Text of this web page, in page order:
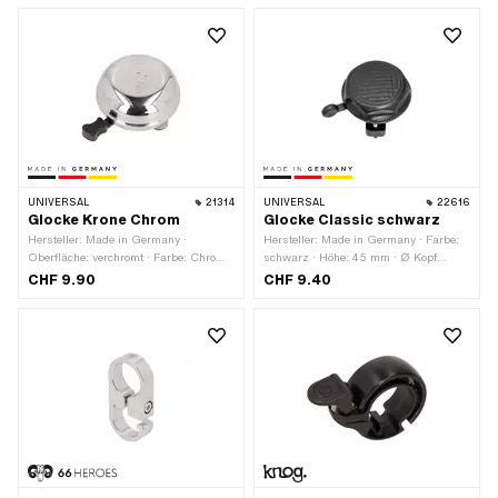
UNIVERSAL 21314
Glocke Krone Chrom
Hersteller: Made in Germany ·
Oberfläche: verchromt · Farbe: Chrom ·
Höhe: 30 mm · Ø Kopf aussen: 55 mm
CHF 9.90
UNIVERSAL 22616
Glocke Classic schwarz
Hersteller: Made in Germany · Farbe:
schwarz · Höhe: 45 mm · Ø Kopf
aussen: 54 mm
CHF 9.40